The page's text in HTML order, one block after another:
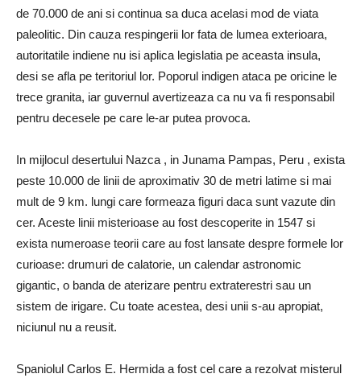
de 70.000 de ani si continua sa duca acelasi mod de viata
paleolitic. Din cauza respingerii lor fata de lumea exterioara,
autoritatile indiene nu isi aplica legislatia pe aceasta insula,
desi se afla pe teritoriul lor. Poporul indigen ataca pe oricine le
trece granita, iar guvernul avertizeaza ca nu va fi responsabil
pentru decesele pe care le-ar putea provoca.
In mijlocul desertului Nazca , in Junama Pampas, Peru , exista
peste 10.000 de linii de aproximativ 30 de metri latime si mai
mult de 9 km. lungi care formeaza figuri daca sunt vazute din
cer. Aceste linii misterioase au fost descoperite in 1547 si
exista numeroase teorii care au fost lansate despre formele lor
curioase: drumuri de calatorie, un calendar astronomic
gigantic, o banda de aterizare pentru extraterestri sau un
sistem de irigare. Cu toate acestea, desi unii s-au apropiat,
niciunul nu a reusit.
Spaniolul Carlos E. Hermida a fost cel care a rezolvat misterul